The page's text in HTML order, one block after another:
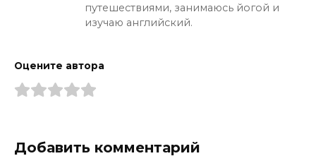
путешествиями, занимаюсь йогой и
изучаю английский.
Оцените автора
Добавить комментарий